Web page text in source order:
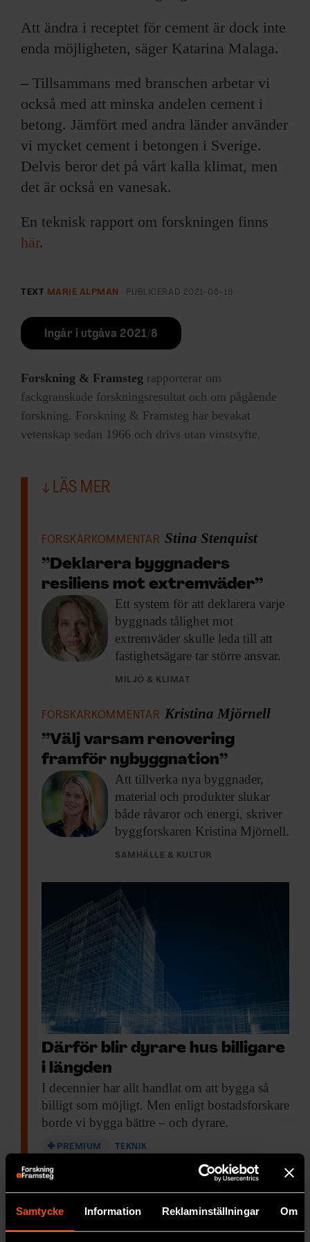
Samtycke Information Reklaminställningar Om
Att ändra i receptet för cement är dock inte
enda möjligheten, säger Katarina Malaga.
– Tillsammans med branschen arbetar vi
också med att minska andelen cement i
betong. Jämfört med andra länder använder
vi mycket cement i betongen i Sverige.
Delvis beror det på vårt kalla klimat, men
det är också en vanesak.
En teknisk rapport om forskningen finns
här.
TEXT MARIE ALPMAN PUBLICERAD 2021-08-19
Ingår i utgåva 2021/8
Forskning & Framsteg rapporterar om
fackgranskade forskningsresultat och om pågående
forskning. Forskning & Framsteg har bevakat
vetenskap sedan 1966 och drivs utan vinstsyfte.
LÄS MER
FORSKARKOMMENTAR Stina Stenquist
”Deklarera byggnaders
resiliens mot extremväder”
Ett system för att deklarera varje
byggnads tålighet mot
extremväder skulle leda till att
fastighetsägare tar större ansvar.
MILJÖ & KLIMAT
FORSKARKOMMENTAR Kristina Mjörnell
”Välj varsam renovering
framför nybyggnation”
Att tillverka nya byggnader,
material och produkter slukar
både råvaror och energi, skriver
byggforskaren Kristina Mjörnell.
SAMHÄLLE & KULTUR
Därför blir dyrare hus billigare
i längden
I decennier har allt handlat om att bygga så
billigt som möjligt. Men enligt bostadsforskare
borde vi bygga bättre – och dyrare.
PREMIUM TEKNIK